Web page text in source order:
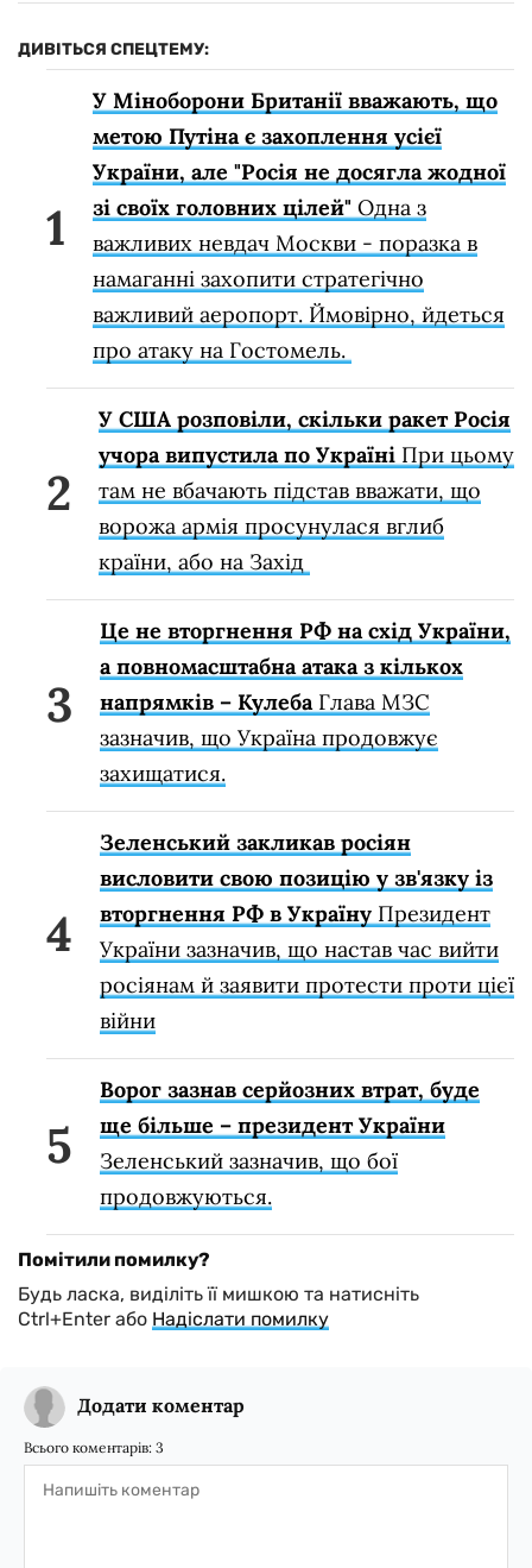
ДИВІТЬСЯ СПЕЦТЕМУ:
У Міноборони Британії вважають, що
метою Путіна є захоплення усієї
України, але "Росія не досягла жодної
зі своїх головних цілей" Одна з
важливих невдач Москви - поразка в
намаганні захопити стратегічно
важливий аеропорт. Ймовірно, йдеться
про атаку на Гостомель.
У США розповіли, скільки ракет Росія
учора випустила по Україні При цьому
там не вбачають підстав вважати, що
ворожа армія просунулася вглиб
країни, або на Захід
Це не вторгнення РФ на схід України,
а повномасштабна атака з кількох
напрямків – Кулеба Глава МЗС
зазначив, що Україна продовжує
захищатися.
Зеленський закликав росіян
висловити свою позицію у зв'язку із
вторгнення РФ в Україну Президент
України зазначив, що настав час вийти
росіянам й заявити протести проти цієї
війни
Ворог зазнав серйозних втрат, буде
ще більше – президент України
Зеленський зазначив, що бої
продовжуються.
Помітили помилку?
Будь ласка, виділіть її мишкою та натисніть
Ctrl+Enter або Надіслати помилку
Додати коментар
Всього коментарів: 3